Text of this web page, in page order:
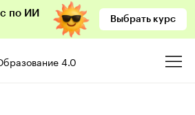
по ИИ
Выбрать курс
4.0